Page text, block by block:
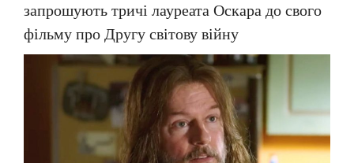
запрошують тричі лауреата Оскара до свого
фільму про Другу світову війну